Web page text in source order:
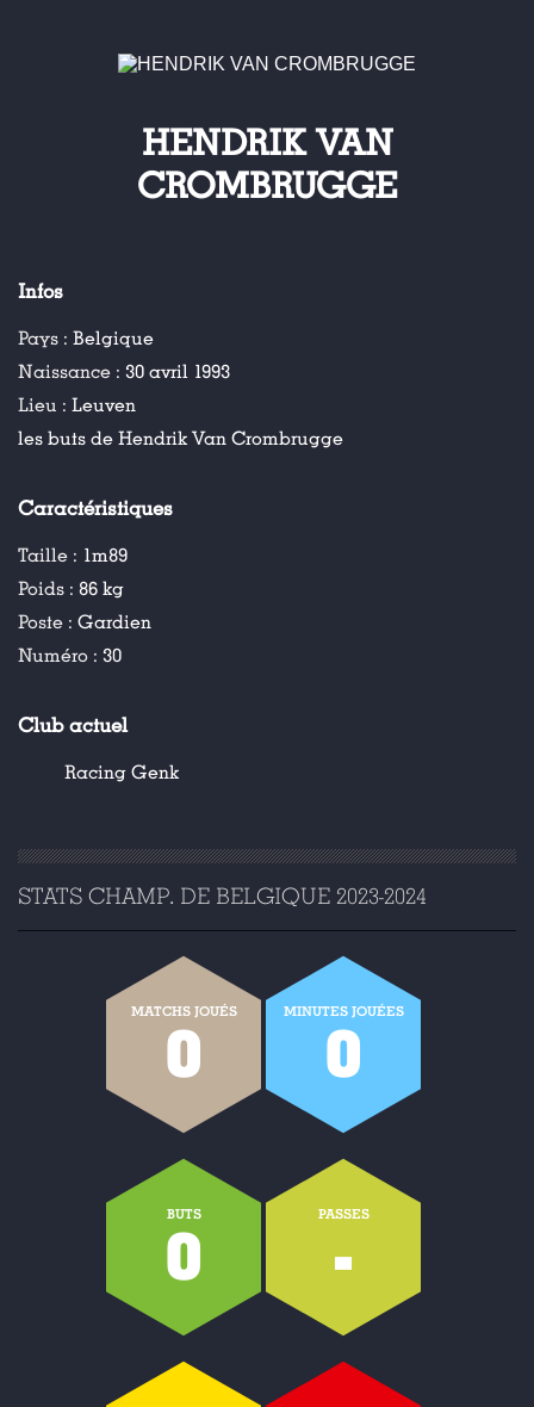
HENDRIK VAN
CROMBRUGGE
Infos
Pays : Belgique
Naissance : 30 avril 1993
Lieu : Leuven
les buts de Hendrik Van Crombrugge
Caractéristiques
Taille : 1m89
Poids : 86 kg
Poste : Gardien
Numéro : 30
Club actuel
Racing Genk
STATS CHAMP. DE BELGIQUE 2023-2024
MATCHS JOUÉS
0
MINUTES JOUÉES
0
BUTS
0
PASSES
-